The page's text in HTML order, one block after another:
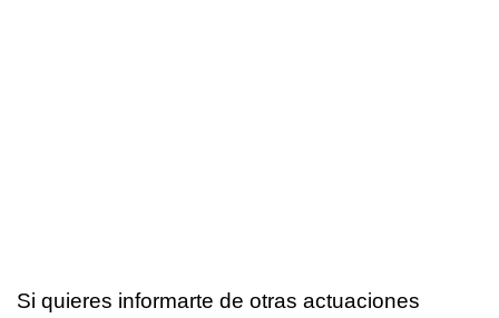
Si quieres informarte de otras actuaciones